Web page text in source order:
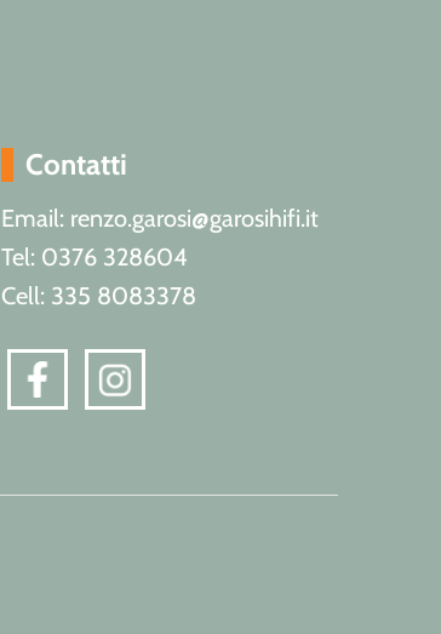
Contatti
Email: renzo.garosi@garosihifi.it
Tel: 0376 328604
Cell: 335 8083378